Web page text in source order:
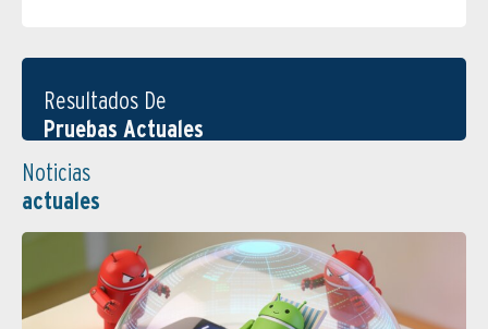
Resultados De
Pruebas Actuales
Noticias
actuales